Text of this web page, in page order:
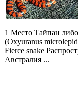
1 Место Тайпан
(Oxyuranus
Fierce snake
Австралия ...